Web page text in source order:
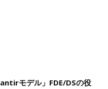
モデル」FDE/DSの役